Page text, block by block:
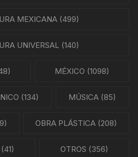
MEXICANA(499)
UNIVERSAL (140)
MÉXICO (1098)
(134) MÚSICA (85)
OBRA PLÁSTICA (208)
(41) OTROS (356)